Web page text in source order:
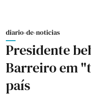
diario-de-noticias
Presidente
Barreiro em
país